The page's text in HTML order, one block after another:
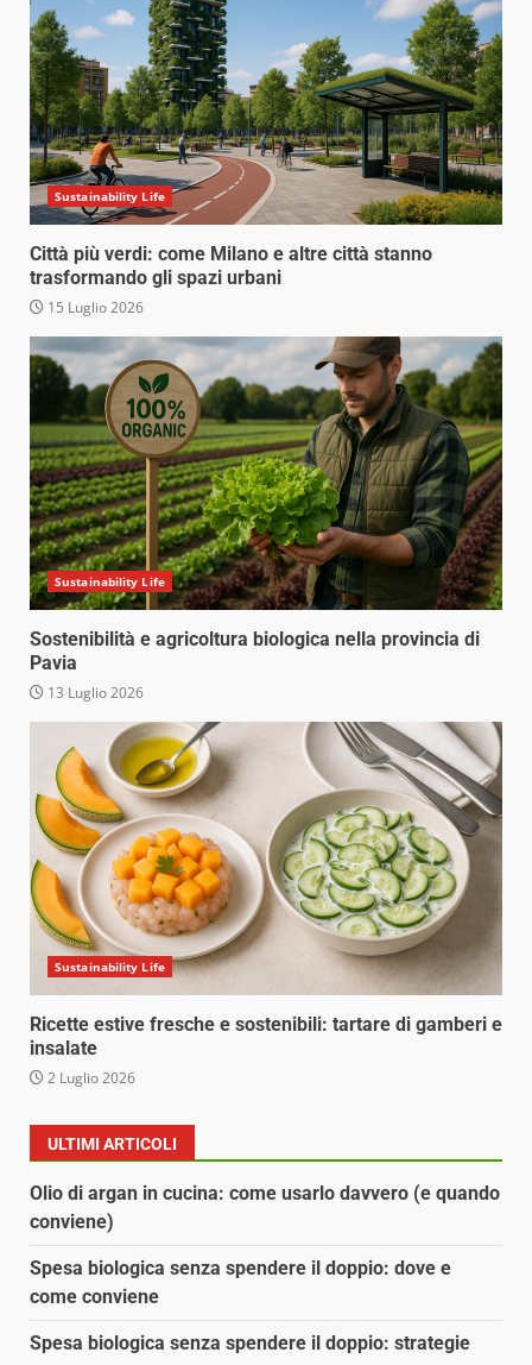
Sustainability Life
Città più verdi: come Milano e altre città stanno
trasformando gli spazi urbani
15 Luglio 2026
Sustainability Life
Sostenibilità e agricoltura biologica nella provincia di
Pavia
13 Luglio 2026
Sustainability Life
Ricette estive fresche e sostenibili: tartare di gamberi e
insalate
2 Luglio 2026
ULTIMI ARTICOLI
Olio di argan in cucina: come usarlo davvero (e quando
conviene)
Spesa biologica senza spendere il doppio: dove e
come conviene
Spesa biologica senza spendere il doppio: strategie